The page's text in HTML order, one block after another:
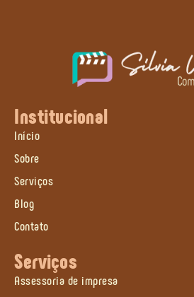
Institucional
Início
Sobre
Serviços
Blog
Contato
Serviços
Assessoria de impresa